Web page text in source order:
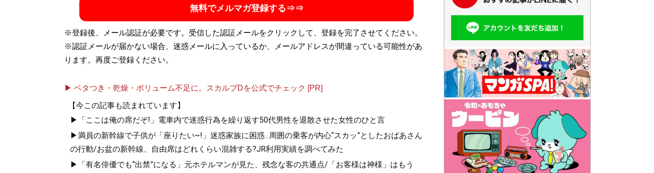
無料でメルマガ登録する⇒⇒
※登録後、メール認証が必要です。受信した認証メールをクリックして、登録を完了させてください。
※認証メールが届かない場合、迷惑メールに入っているか、メールアドレスが間違っている可能性があ
ります。再度ご登録ください。
▶ ベタつき・乾燥・ボリューム不足に。スカルプDを公式でチェック [PR]
【今この記事も読まれています】
▶「ここは俺の席だぞ!」電車内で迷惑行為を繰り返す50代男性を退散させた女性のひと言
▶満員の新幹線で子供が「座りたい~!」迷惑家族に困惑...周囲の乗客が内心“スカッ”としたおばあさん
の行動/お盆の新幹線、自由席はどれくらい混雑する?JR利用実績を調べてみた
▶「有名俳優でも“出禁”になる」元ホテルマンが見た、残念な客の共通点/「お客様は神様」はもう